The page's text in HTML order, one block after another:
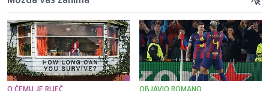
O ČEMU JE RIJEČ OBJAVIO ROMANO